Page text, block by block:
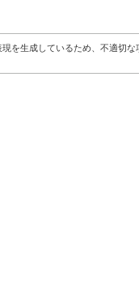
を生成しているため、不適切な